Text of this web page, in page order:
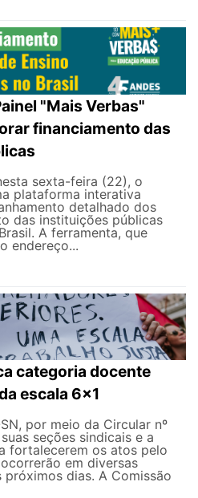
"Mais Verbas"
financiamento das
sexta-feira (22), o
plataforma interativa
detalhado dos
das instituições públicas
A ferramenta, que
endereço...
categoria docente
escala 6x1
por meio da Circular nº
seções sindicais e a
fortalecerem os atos pelo
em diversas
dias. A Comissão